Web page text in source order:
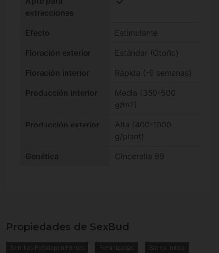
extracciones
Efecto Estimulante
Floración exterior Estándar (Otoño)
Floración interior Rápida (-9 semanas)
Producción interior
Media (350-500
g/m2)
Producción exterior
Alta (400-1000
g/plant)
Genética Cinderella 99
Propiedades de SexBud
Semillas Fotodependientes Feminizadas Sativa Indica